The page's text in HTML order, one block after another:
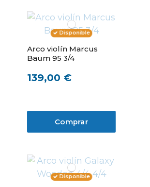
Disponible
Arco violín Marcus
Baum 95 3/4
139,00 €
Comprar
Disponible